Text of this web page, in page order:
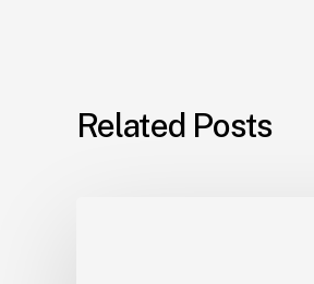
Related Posts